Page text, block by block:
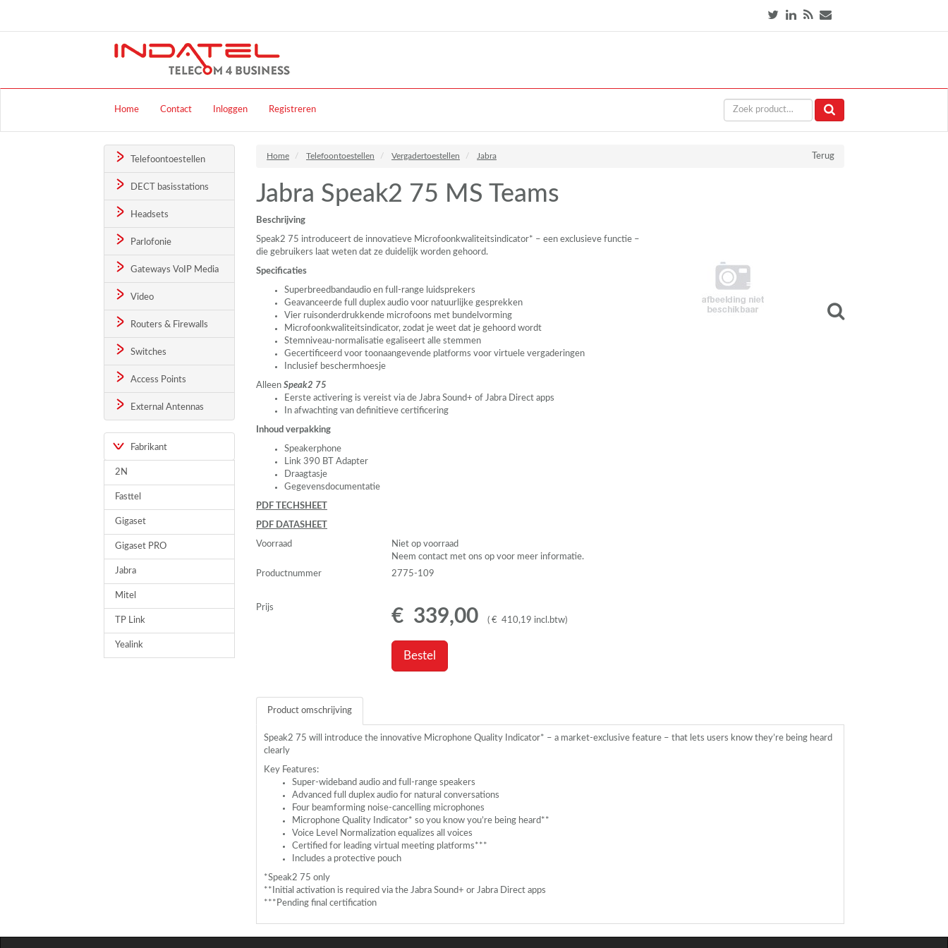
Home Contact Inloggen Registreren
Telefoontoestellen
DECT basisstations
Headsets
Parlofonie
Gateways VoIP Media
Video
Routers & Firewalls
Switches
Access Points
External Antennas
Fabrikant
2N
Fasttel
Gigaset
Gigaset PRO
Jabra
Mitel
TP Link
Yealink
Terug
Home Telefoontoestellen Vergadertoestellen Jabra
Jabra Speak2 75 MS Teams
Beschrijving
Speak2 75 introduceert de innovatieve Microfoonkwaliteitsindicator* – een exclusieve functie –
die gebruikers laat weten dat ze duidelijk worden gehoord.
Specificaties
Superbreedbandaudio en full-range luidsprekers
Geavanceerde full duplex audio voor natuurlijke gesprekken
Vier ruisonderdrukkende microfoons met bundelvorming
Microfoonkwaliteitsindicator, zodat je weet dat je gehoord wordt
Stemniveau-normalisatie egaliseert alle stemmen
Gecertificeerd voor toonaangevende platforms voor virtuele vergaderingen
Inclusief beschermhoesje
Alleen Speak2 75
Eerste activering is vereist via de Jabra Sound+ of Jabra Direct apps
In afwachting van definitieve certificering
Inhoud verpakking
Speakerphone
Link 390 BT Adapter
Draagtasje
Gegevensdocumentatie
PDF TECHSHEET
PDF DATASHEET
Voorraad
Niet op voorraad
Neem contact met ons op voor meer informatie.
Productnummer
2775-109
Prijs € 339,00 ( € 410,19 incl.btw)
Bestel
Product omschrijving
Speak2 75 will introduce the innovative Microphone Quality Indicator* – a market-exclusive feature – that lets users know they’re being heard
clearly
Key Features:
Super-wideband audio and full-range speakers
Advanced full duplex audio for natural conversations
Four beamforming noise-cancelling microphones
Microphone Quality Indicator* so you know you’re being heard**
Voice Level Normalization equalizes all voices
Certified for leading virtual meeting platforms***
Includes a protective pouch
*Speak2 75 only
**Initial activation is required via the Jabra Sound+ or Jabra Direct apps
***Pending final certification